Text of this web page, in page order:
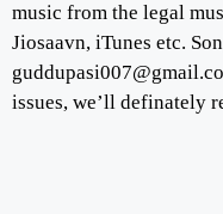
music from the legal
Jiosaavn, iTunes etc.
issues, we’ll definately